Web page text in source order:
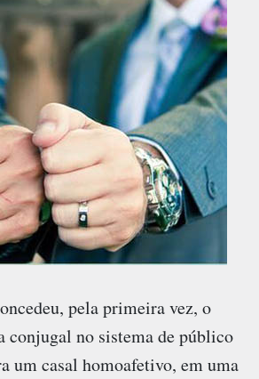
pela primeira vez, o
conjugal no sistema de público
um casal homoafetivo, em uma